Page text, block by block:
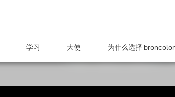
学习 大使 为什么选择 broncolor